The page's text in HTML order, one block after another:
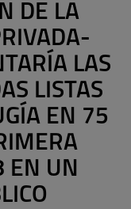
DE LA
LAS
LISTAS
EN 75
EN UN